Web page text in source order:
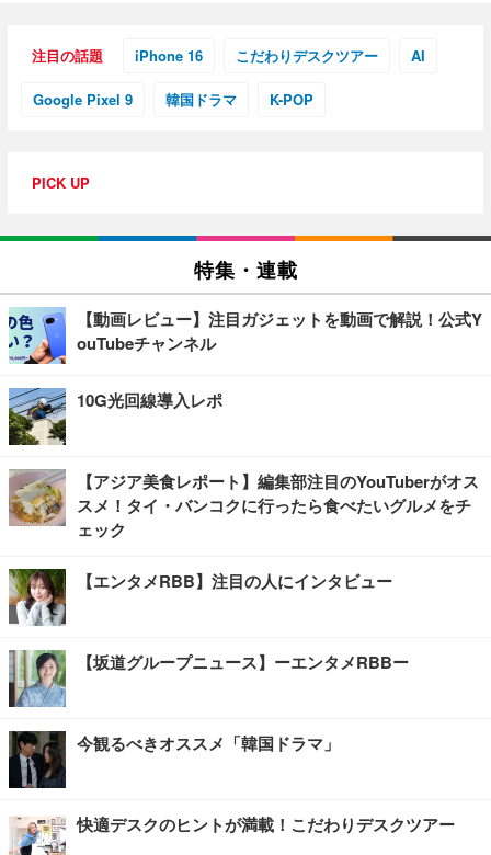
注目の話題 iPhone 16 こだわりデスクツアー AI
Google Pixel 9 韓国ドラマ K-POP
PICK UP
特集・連載
【動画レビュー】注目ガジェットを動画で解説！公式Y
ouTubeチャンネル
10G光回線導入レポ
【アジア美食レポート】編集部注目のYouTuberがオス
スメ！タイ・バンコクに行ったら食べたいグルメをチ
ェック
【エンタメRBB】注目の人にインタビュー
【坂道グループニュース】ーエンタメRBBー
今観るべきオススメ「韓国ドラマ」
快適デスクのヒントが満載！こだわりデスクツアー